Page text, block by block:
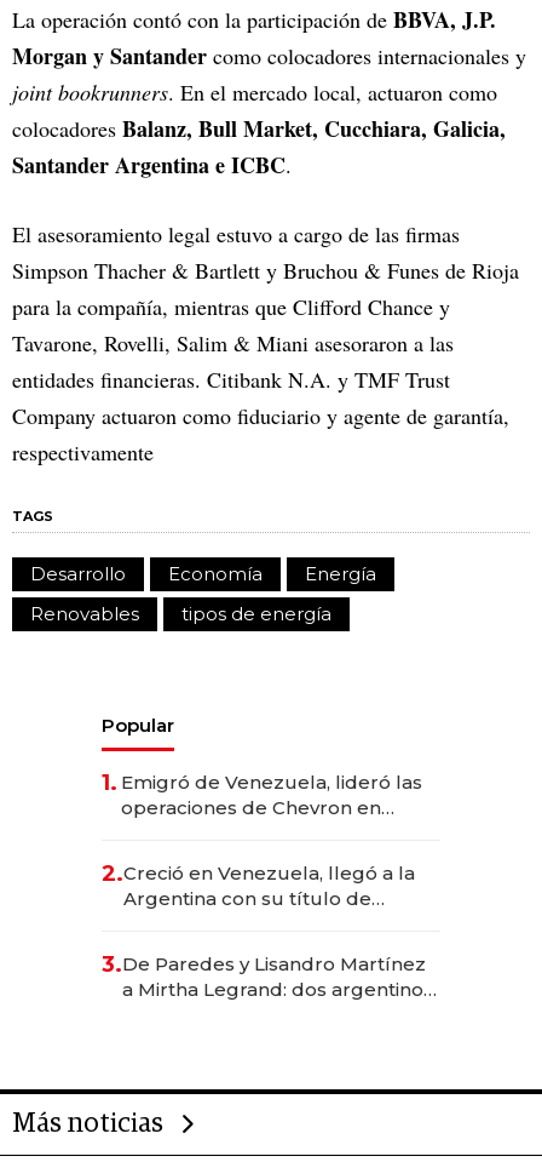
La operación contó con la participación de BBVA, J.P.
Morgan y Santander como colocadores internacionales y
joint bookrunners. En el mercado local, actuaron como
colocadores Balanz, Bull Market, Cucchiara, Galicia,
Santander Argentina e ICBC.
El asesoramiento legal estuvo a cargo de las firmas
Simpson Thacher & Bartlett y Bruchou & Funes de Rioja
para la compañía, mientras que Clifford Chance y
Tavarone, Rovelli, Salim & Miani asesoraron a las
entidades financieras. Citibank N.A. y TMF Trust
Company actuaron como fiduciario y agente de garantía,
respectivamente
TAGS
Desarrollo Economía
Energía
Renovables
tipos de energía
Popular
1. Emigró de Venezuela, lideró las
operaciones de Chevron en
2.Creció en Venezuela, llegó a la
Argentina con su título de
las marcas "fast premium"
3.De Paredes y Lisandro Martínez
a Mirtha Legrand: dos argentinos
Más noticias